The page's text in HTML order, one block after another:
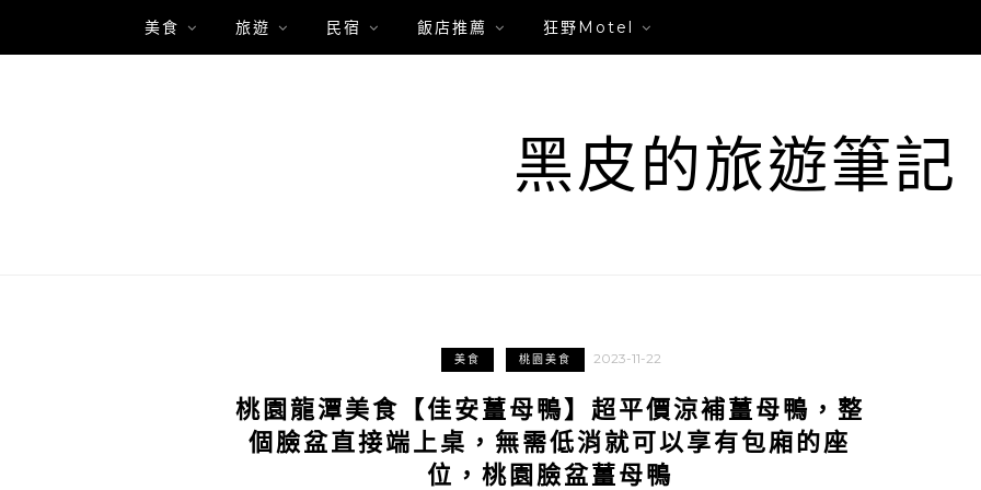
美食 旅遊 民宿 飯店推薦 狂野Motel
黑皮的旅遊筆記
美食 桃園美食 2023-11-22
桃園龍潭美食【佳安薑母鴨】超平價涼補薑母鴨，整
個臉盆直接端上桌，無需低消就可以享有包廂的座
位，桃園臉盆薑母鴨